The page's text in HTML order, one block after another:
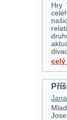
Hry
celý